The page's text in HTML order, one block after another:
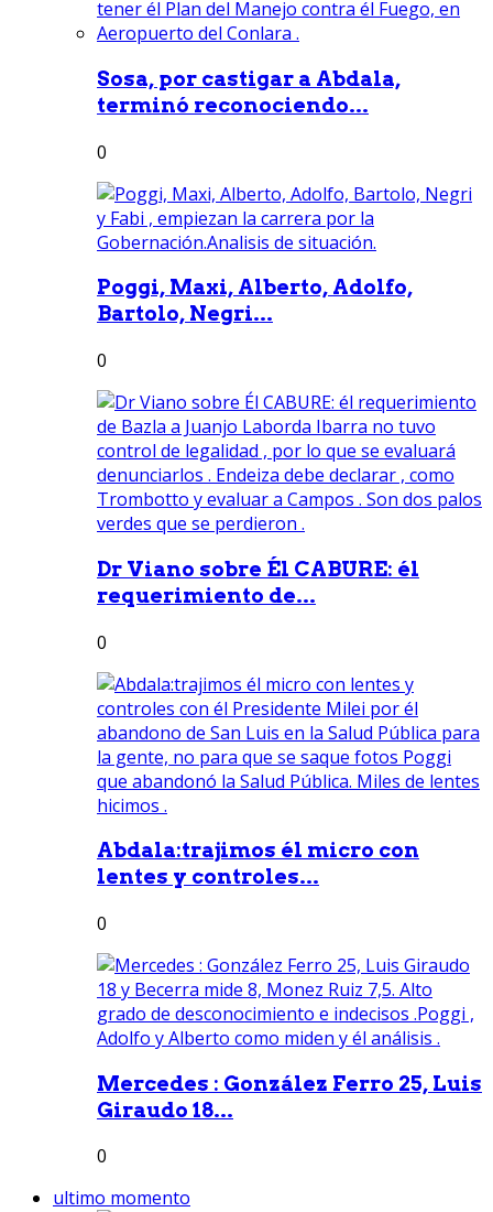
Sosa, por castigar a Abdala,
terminó reconociendo...
0
Poggi, Maxi, Alberto, Adolfo,
Bartolo, Negri...
0
Dr Viano sobre Él CABURE: él
requerimiento de...
0
Abdala:trajimos él micro con
lentes y controles...
0
Mercedes : González Ferro 25, Luis
Giraudo 18...
0
ultimo momento